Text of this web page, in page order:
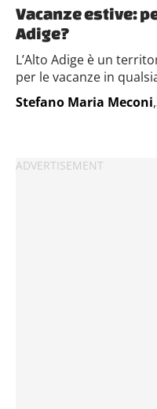
Vacanze estive:
Adige?
L’Alto Adige è un
per le vacanze in
Stefano Maria Meconi